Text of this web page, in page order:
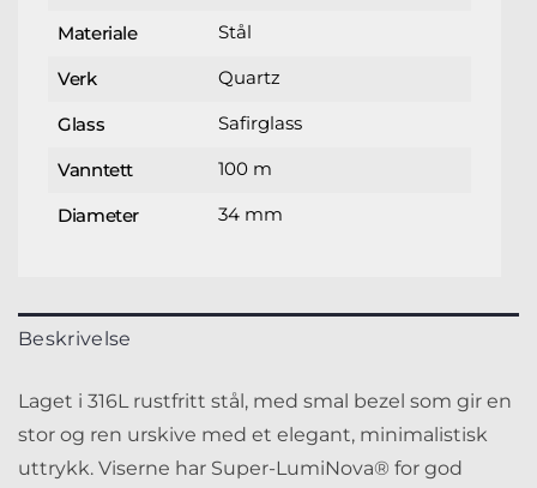
Materiale Stål
Verk Quartz
Glass Safirglass
Vanntett 100 m
Diameter 34 mm
Beskrivelse
Laget i 316L rustfritt stål, med smal bezel som gir en
stor og ren urskive med et elegant, minimalistisk
uttrykk. Viserne har Super-LumiNova® for god